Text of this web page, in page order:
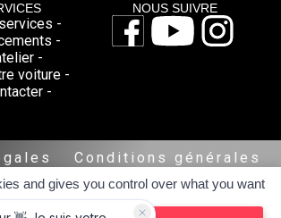
-
-
-
voiture -
-
NOUS SUIVRE
Conditions générales
de Confidentialité
par spider-vo
and gives you control over what you want